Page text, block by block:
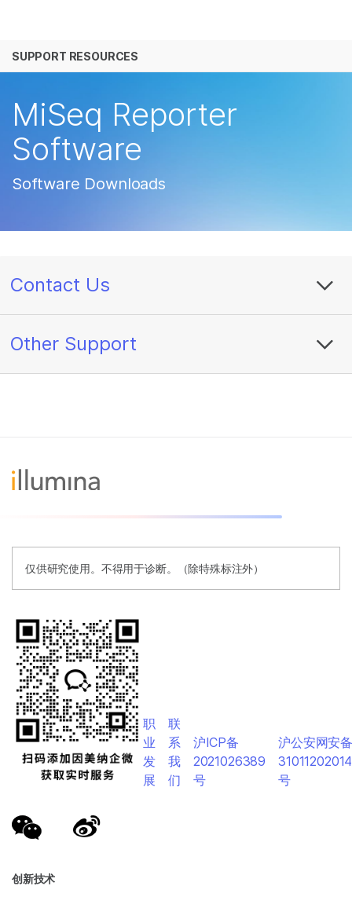
解决方案
公司
SUPPORT RESOURCES
MiSeq Reporter
Software
Software Downloads
Contact Us
Other Support
仅供研究使用。不得用于诊断。（除特殊标注外）
创新技术
职
业
发
展
联
系
我
们
沪ICP备
2021026389
号
沪公安网安
号
查看更多相关内容。选择您感兴趣的领域:
微生物学
农业基因组学
复杂疾病